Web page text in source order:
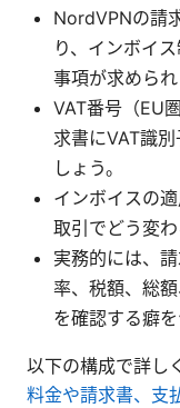
NordVPNの請
り、インボイ
事項が求められ
VAT番号（EU
求書にVAT識
しょう。
インボイスの
取引でどう変わ
実務的には、
率、税額、総
を確認する癖を
以下の構成で詳し
料金や請求書、支